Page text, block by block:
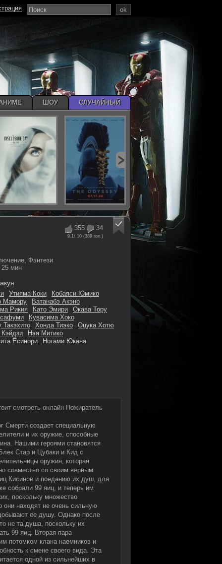
355 34
9.1/ 10 (389 гол.)
Фэнтези
25 мин
Утияма Коки
Кобаяси Юмико
Мамору
Ватанабэ Акэно
Рикия Като Эмири
Окава Тору
Кувасима Хоко
Такэхито Хонда Тиэко
Оцука Хотю
Нэя Митико
Ёсинори Ногами Юкана
смотреть онлайн Пожиратель
Смерти создает специальную
и их оружие, способные
Нашими героями становятся
Стар и Цубаки и Кид с
оружия, которая
совместно со своим верным
Кисинов и поеданию их душ, для
собрали 99 яиц, и теперь им
поскольку множество
они находят не очень сильную
ее душу. Однако после
не та душа, поскольку их
99 яиц. Вторая пара
потомком клана наемников и
к смене своего вида. Эта
одной из сильнейших в
ok
ШОУ СЛУЧАЙНЫЙ